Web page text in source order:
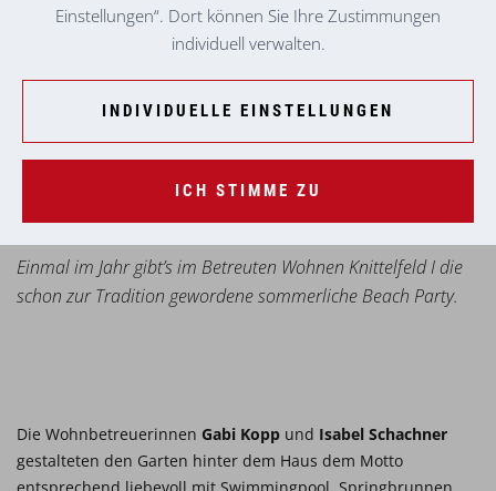
Einmal im Jahr gibt’s im Betreuten Wohnen Knittelfeld I die
schon zur Tradition gewordene sommerliche Beach Party.
Die Wohnbetreuerinnen Gabi Kopp und Isabel Schachner
gestalteten den Garten hinter dem Haus dem Motto
Einstellungen“. Dort können Sie Ihre Zustimmungen
individuell verwalten.
INDIVIDUELLE EINSTELLUNGEN
ICH STIMME ZU